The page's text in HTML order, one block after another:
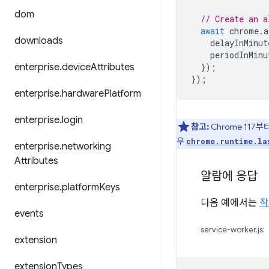
dom
downloads
enterprise.deviceAttributes
enterprise.hardwarePlatform
enterprise.login
enterprise.networking
Attributes
enterprise.platformKeys
events
extension
extensionTypes
// Create an
await chrome.
});
});
참고: Chrome 117부
우
알람에 응답
다음 예에서는
service-worker.js: